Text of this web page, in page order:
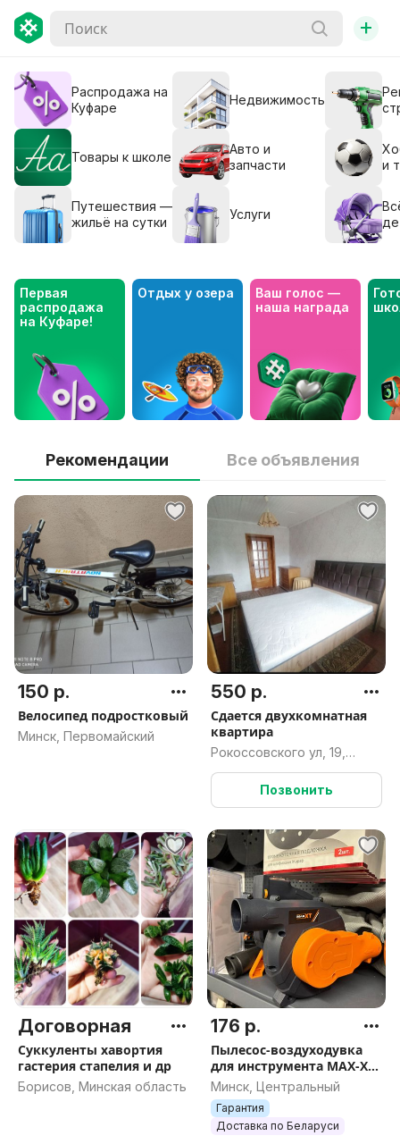
+
Распродажа на
Куфаре
Товары к школе
Путешествия —
жильё на сутки
Недвижимость
Авто и
запчасти
Услуги
и
Первая
распродажа
на Куфаре!
Отдых у озера
Ваш голос —
наша награда
Рекомендации Все объявления
150 р.
Велосипед подростковый
Минск, Первомайский
550 р.
Сдается двухкомнатная
квартира
Рокоссовского ул, 19,
Пинск, Брестская область
Позвонить
Договорная
Суккуленты хавортия
гастерия стапелия и др
Борисов, Минская область
176 р.
Пылесос-воздуходувка
для инструмента MAX-XT
R7701, арт.3349
Минск, Центральный
Гарантия
Доставка по Беларуси